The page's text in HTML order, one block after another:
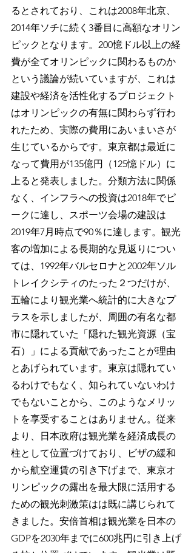
るとされており、これは2008年北京、
2014年ソチに続く3番目に高額なオリン
ピックとなります。200憶ドル以上の経
費が全てオリンピックに関わるものか
という議論が続いていますが、これは
建設や経済を活性化するプロジェクト
はオリンピックの有無に関わらず行わ
れたため、実際の費用にあいまいさが
生じているからです。東京都は最近に
なって費用が135億円（125憶ドル）に
上ると発表しました。分類方法に関係
なく、インフラへの投資は2018年でピ
ークに達し、スポーツ会場の建設は
2019年7月時点で90％に達します。観光
客の増加による長期的な見返りについ
ては、1992年バルセロナと2002年ソル
トレイクシティのたった２つだけが、
五輪により観光業へ統計的に大きなプ
ラスを示しましたが、周囲の有名な都
市に隠れていた「隠れた観光資源（宝
石）」による貢献であったことが理由
とあげられています。東京は隠れてい
るわけでもなく、知られていないわけ
でもないことから、このようなメリッ
トを享受することはありません。従来
より、日本政府は観光業を経済成長の
柱として位置づけており、ビザの緩和
から航空運賃の引き下げまで、東京オ
リンピックの露出を最大限に活用する
ための観光刺激策はは既に講じられて
きました。安倍首相は観光業を日本の
GDPを2030年までに600兆円に引き上げ